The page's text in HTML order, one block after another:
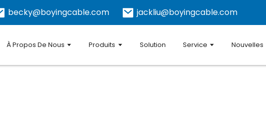
becky@boyingcable.com jackliu@boyingcable.com
À Propos De Nous Produits Solution Service Nouvelles